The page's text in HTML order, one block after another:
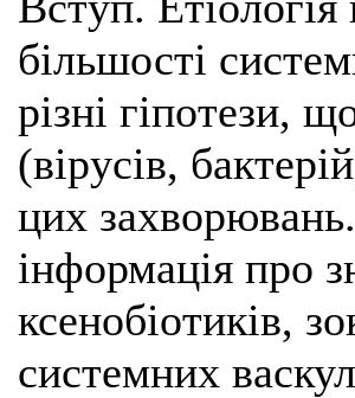
більшості
різні гіпотези,
(вірусів,
цих
інформація про
ксенобіотиків,
системних